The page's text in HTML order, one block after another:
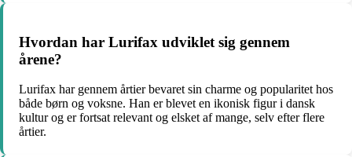
Hvordan har Lurifax udviklet sig gennem
årene?
Lurifax har gennem årtier bevaret sin charme og popularitet hos
både børn og voksne. Han er blevet en ikonisk figur i dansk
kultur og er fortsat relevant og elsket af mange, selv efter flere
årtier.